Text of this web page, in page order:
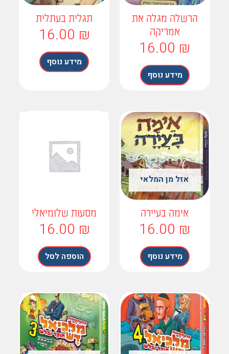
הרשלה מגלה את
אמריקה
16.00
מידע נוסף
תגלית בעתלית
16.00
מידע נוסף
אזל מן המלאי
אימה בעיירה
16.00
מידע נוסף
מסעות שלומיאלי
16.00
הוספה לסל